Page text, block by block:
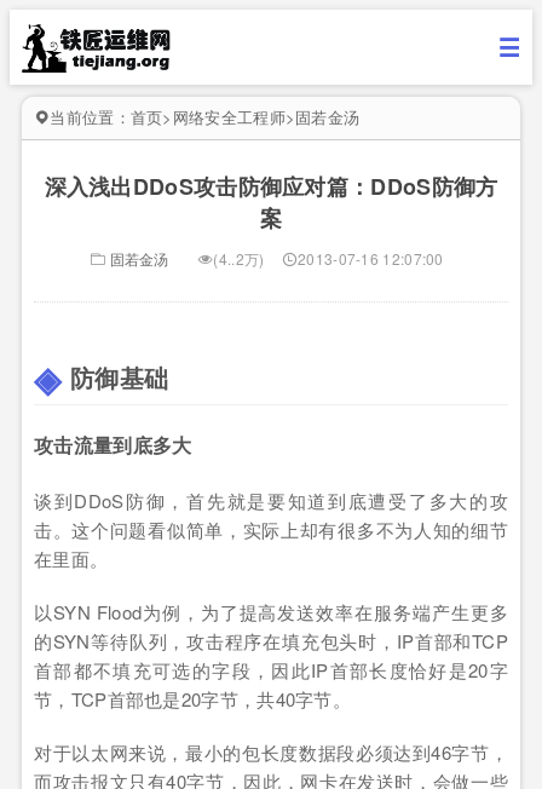
当前位置： 首页> 网络安全工程师>固若金汤
深入浅出DDoS攻击防御应对篇：DDoS防御方
案
固若金汤 (4..2万) 2013-07-16 12:07:00
防御基础
攻击流量到底多大
谈到DDoS防御，首先就是要知道到底遭受了多大的攻
击。这个问题看似简单，实际上却有很多不为人知的细节
在里面。
以SYN Flood为例，为了提高发送效率在服务端产生更多
的SYN等待队列，攻击程序在填充包头时，IP首部和TCP
首部都不填充可选的字段，因此IP首部长度恰好是20字
节，TCP首部也是20字节，共40字节。
对于以太网来说，最小的包长度数据段必须达到46字节，
而攻击报文只有40字节，因此，网卡在发送时，会做一些